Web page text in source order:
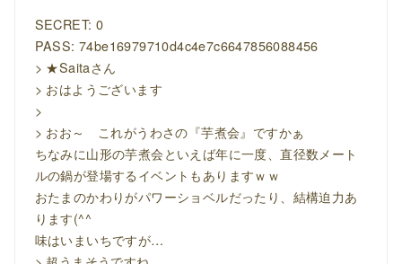
SECRET: 0
PASS: 74be16979710d4c4e7c6647856088456
> ★Saitaさん
> おはようございます
>
> おお～ これがうわさの『芋煮会』ですかぁ
ちなみに山形の芋煮会といえば年に一度、直径数メート
ルの鍋が登場するイベントもありますｗｗ
おたまのかわりがパワーショベルだったり、結構迫力あ
ります(^^
味はいまいちですが…